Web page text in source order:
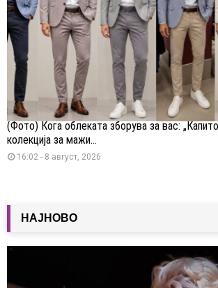
(Фото) Кога облеката зборува за вас:
колекција за мажи...
16:02 - 8 август, 2026
НАЈНОВО